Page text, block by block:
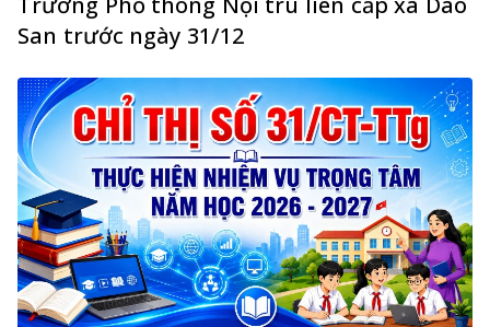
San trước ngày 31/12